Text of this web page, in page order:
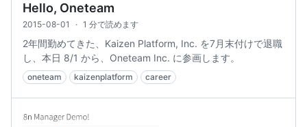
Hello, Oneteam
2015-08-01 · 1 分で読めます
2年間勤めてきた、Kaizen Platform, Inc. を7月末付けで退職
し、本日 8/1 から、Oneteam Inc. に参画します。
oneteam kaizenplatform career